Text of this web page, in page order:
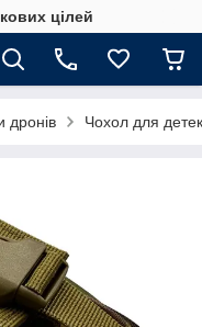
цілей
дронів Чохол для